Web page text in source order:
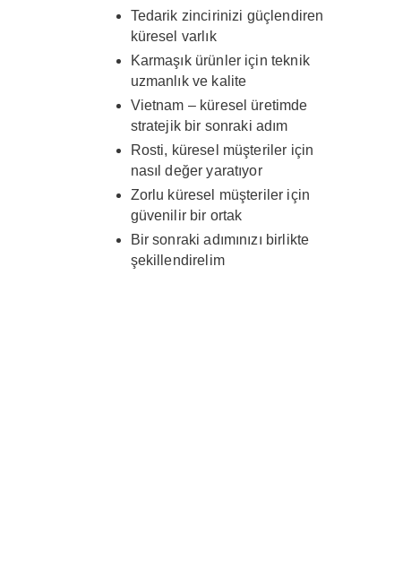
kapasitenin artırılmasında etkili oldu;
buna yüksek hassasiyetli enjeksiyon
kalıplama ve sözleşmeli üretime
odaklanan Rosti India’nın
Chennai’deki açılışı da dahildir.
Pat’in derin operasyonel uzmanlığı
ve güçlü müşteri odaklı yaklaşımı,
Rosti’nin Asya’daki başarısını
şekillendirmeye devam ediyor.
Tedarik zincirinizi güçlendiren
küresel varlık
Karmaşık ürünler için teknik
uzmanlık ve kalite
Vietnam – küresel üretimde
stratejik bir sonraki adım
Rosti, küresel müşteriler için
nasıl değer yaratıyor
Zorlu küresel müşteriler için
güvenilir bir ortak
Bir sonraki adımınızı birlikte
şekillendirelim